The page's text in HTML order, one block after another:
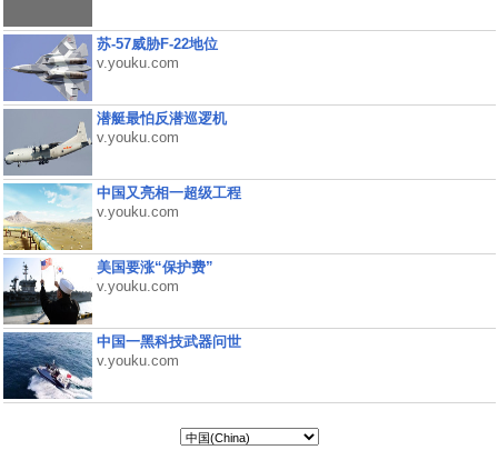
苏-57威胁F-22地位
v.youku.com
潜艇最怕反潜巡逻机
v.youku.com
中国又亮相一超级工程
v.youku.com
美国要涨“保护费”
v.youku.com
中国一黑科技武器问世
v.youku.com